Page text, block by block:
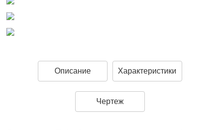
Описание Характеристики
Чертеж